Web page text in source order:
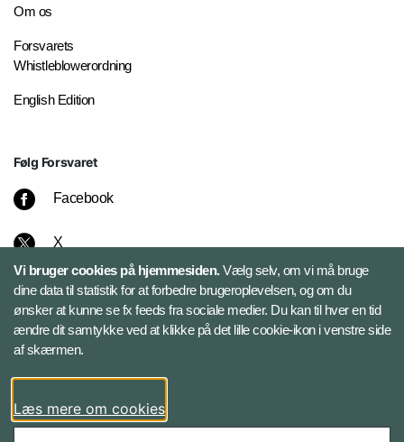
Om os
Forsvarets
Whistleblowerordning
English Edition
Følg Forsvaret
Facebook
X
Instagram
Bluesky
LinkedIn
Vi bruger cookies på hjemmesiden.Vælg selv, om vi må bruge
dine data til statistik for at forbedre brugeroplevelsen, og om du
ønsker at kunne se fx feeds fra sociale medier. Du kan til hver en tid
ændre dit samtykke ved at klikke på det lille cookie-ikon i venstre side
af skærmen.
Læs mere om cookies